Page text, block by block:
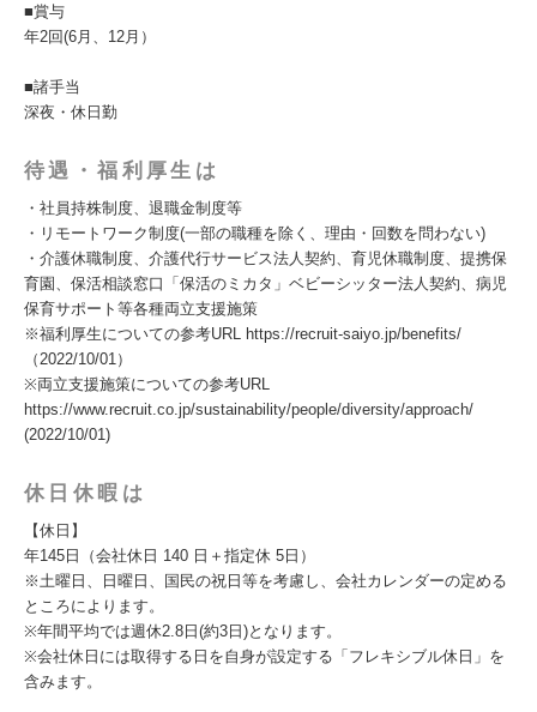
■賞与
年2回(6月、12月）
■諸手当
深夜・休日勤
待遇・福利厚生は
・社員持株制度、退職金制度等
・リモートワーク制度(一部の職種を除く、理由・回数を問わない)
・介護休職制度、介護代行サービス法人契約、育児休職制度、提携保
育園、保活相談窓口「保活のミカタ」ベビーシッター法人契約、病児
保育サポート等各種両立支援施策
※福利厚生についての参考URL https://recruit-saiyo.jp/benefits/
（2022/10/01）
※両立支援施策についての参考URL
https://www.recruit.co.jp/sustainability/people/diversity/approach/
(2022/10/01)
休日休暇は
【休日】
年145日（会社休日 140 日＋指定休 5日）
※土曜日、日曜日、国民の祝日等を考慮し、会社カレンダーの定める
ところによります。
※年間平均では週休2.8日(約3日)となります。
※会社休日には取得する日を自身が設定する「フレキシブル休日」を
含みます。